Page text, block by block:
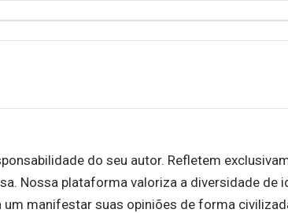
do seu autor. Refletem
Nossa plataforma valoriza a diversidade de
manifestar suas opiniões de forma